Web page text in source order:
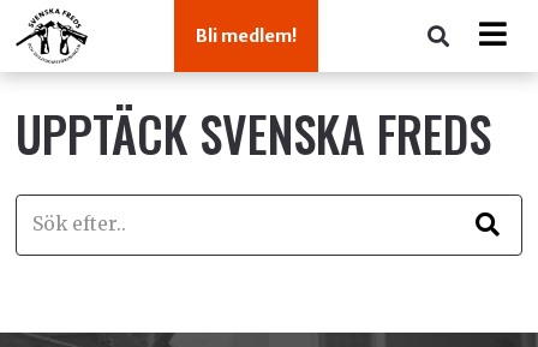
Bli medlem!
UPPTÄCK SVENSKA FREDS